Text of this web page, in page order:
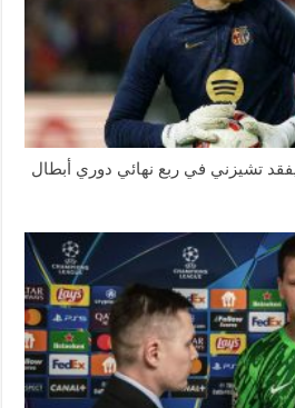
يفقد تشيزني في ربع نهائي دوري أبطال